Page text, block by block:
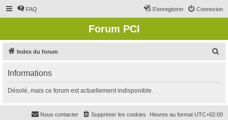
FAQ Connexion
S’enregistrer
Forum PCI
Index du forum
r
Informations
Désolé, mais ce forum est actuellement indisponible.
Heures au format UTC+02:00
Supprimer les cookies
Nous contacter